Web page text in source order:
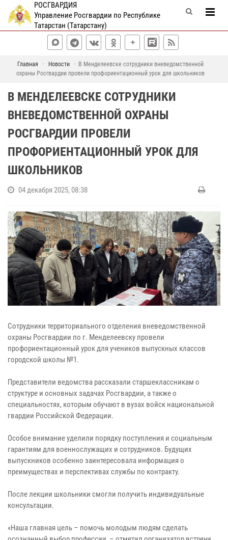
РОСГВАРДИЯ
Управление Росгвардии по Республике
Татарстан (Татарстану)
Главная Новости
В Менделеевске сотрудники вневедомственной
охраны Росгвардии провели профориентационный урок для школьников
В МЕНДЕЛЕЕВСКЕ СОТРУДНИКИ
ВНЕВЕДОМСТВЕННОЙ ОХРАНЫ
РОСГВАРДИИ ПРОВЕЛИ
ПРОФОРИЕНТАЦИОННЫЙ УРОК ДЛЯ
ШКОЛЬНИКОВ
04 декабря 2025, 08:38
Сотрудники территориального отделения вневедомственной
охраны Росгвардии по г. Менделеевску провели
профориентационный урок для учеников выпускных классов
городской школы №1.
Представители ведомства рассказали старшеклассникам о
структуре и основных задачах Росгвардии, а также о
специальностях, которым обучают в вузах войск национальной
гвардии Российской Федерации.
Особое внимание уделили порядку поступления и социальным
гарантиям для военнослужащих и сотрудников. Будущих
выпускников особенно заинтересовала информация о
преимуществах и перспективах службы по контракту.
После лекции школьники смогли получить индивидуальные
консультации.
«Наша главная цель – помочь молодым людям сделать